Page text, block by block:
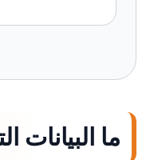
ما البيانات